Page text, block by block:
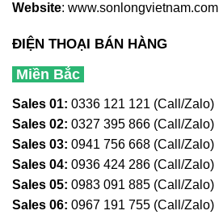
Website: www.sonlongvietnam.com
ĐIỆN THOẠI BÁN HÀNG
Miền Bắc
Sales 01: 0336 121 121 (Call/Zalo)
Sales 02: 0327 395 866 (Call/Zalo)
Sales 03: 0941 756 668 (Call/Zalo)
Sales 04: 0936 424 286 (Call/Zalo)
Sales 05: 0983 091 885 (Call/Zalo)
Sales 06: 0967 191 755 (Call/Zalo)